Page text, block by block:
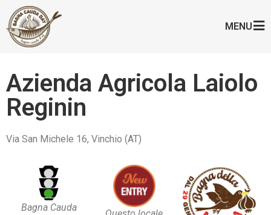
MENU
Azienda Agricola Laiolo
Reginin
Via San Michele 16, Vinchio (AT)
Bagna Cauda